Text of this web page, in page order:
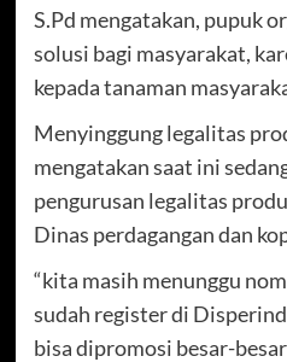
S.Pd mengatakan, pupuk
solusi bagi masyarakat,
kepada tanaman
Menyinggung legalitas
mengatakan saat ini
pengurusan legalitas
Dinas perdagangan dan
“kita masih menunggu
sudah register di
bisa dipromosi besar-